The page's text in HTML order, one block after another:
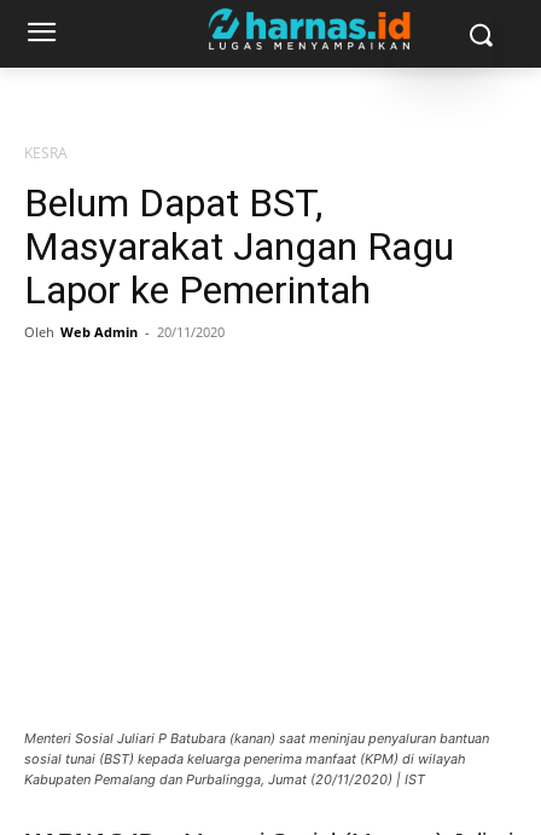
KESRA
Belum Dapat BST,
Masyarakat Jangan Ragu
Lapor ke Pemerintah
Oleh Web Admin - 20/11/2020
Menteri Sosial Juliari P Batubara (kanan) saat meninjau penyaluran bantuan
sosial tunai (BST) kepada keluarga penerima manfaat (KPM) di wilayah
Kabupaten Pemalang dan Purbalingga, Jumat (20/11/2020) | IST